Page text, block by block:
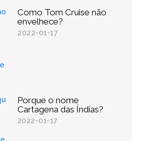
Como Tom Cruise não
envelhece?
2022-01-17
Porque o nome
Cartagena das Índias?
2022-01-17